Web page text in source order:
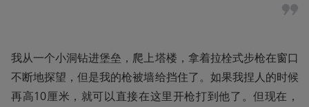
我从一个小洞钻进堡垒，爬上塔楼，拿着拉栓式步枪在窗口
不断地探望，但是我的枪被墙给挡住了。如果我捏人的时候
再高10厘米，就可以直接在这里开枪打到他了。但现在，